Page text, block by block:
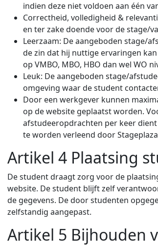
indien deze niet voldoen aan één
Correctheid, volledigheid &
en ter zake doende voor de stage/
Leerzaam: De aangeboden stage/
de zin dat hij nuttige ervaringen
op VMBO, MBO, HBO dan wel WO
Leuk: De aangeboden stage/
omgeving waar de student
Door een werkgever kunnen
op de website geplaatst worden.
afstudeeropdrachten per keer
te worden verleend door
Artikel 4 Plaatsing
De student draagt zorg voor de
website. De student blijft zelf
de gegevens. De door studenten
zelfstandig aangepast.
Artikel 5 Bijhouden